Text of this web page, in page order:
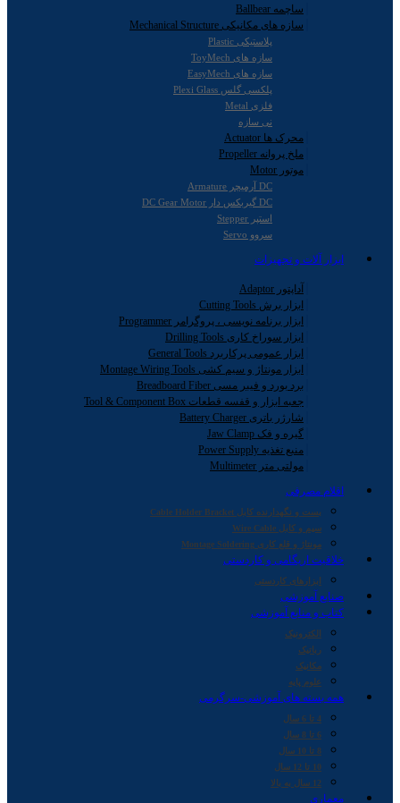
ساچمه Ballbear
سازه های مکانیکی Mechanical Structure
پلاستیکی Plastic
سازه های ToyMech
سازه های EasyMech
پلکسی گلس Plexi Glass
فلزی Metal
نی سازه
محرک ها Actuator
ملخ پروانه Propeller
موتور Motor
DC آرمیچر Armature
DC گیربکس دار DC Gear Motor
استپر Stepper
سروو Servo
ابزار آلات و تجهیزات
آداپتور Adaptor
ابزار برش Cutting Tools
ابزار برنامه نویسی ، پروگرامر Programmer
ابزار سوراخ کاری Drilling Tools
ابزار عمومی پرکاربرد General Tools
ابزار مونتاژ و سیم کشی Montage Wiring Tools
برد بورد و فیبر مسی Breadboard Fiber
جعبه ابزار و قفسه قطعات Tool & Component Box
شارژر باتری Battery Charger
گیره و فک Jaw Clamp
منبع تغذیه Power Supply
مولتی متر Multimeter
اقلام مصرفی
بست و نگهدارنده کابل Cable Holder Bracket
سیم و کابل Wire Cable
مونتاژ و قلع کاری Montage Soldering
خلاقیت اریگامی و کاردستی
ابزارهای کاردستی
صنایع آموزشی
کتاب و منابع آموزشی
الکترونیک
رباتیک
مکانیک
علوم پایه
همه بسته های آموزشی-سرگرمی
4 تا 6 سال
6 تا 8 سال
8 تا 10 سال
10 تا 12 سال
12 سال به بالا
معماری